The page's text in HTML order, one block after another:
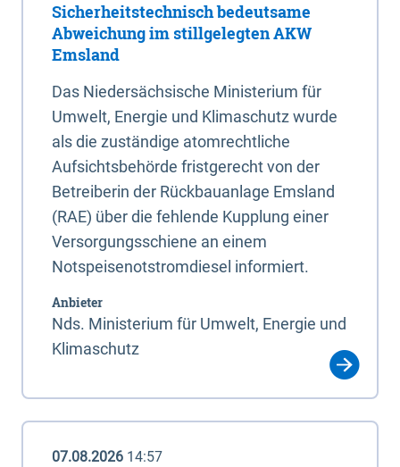
Sicherheitstechnisch bedeutsame
Abweichung im stillgelegten AKW
Emsland
Das Niedersächsische Ministerium für
Umwelt, Energie und Klimaschutz wurde
als die zuständige atomrechtliche
Aufsichtsbehörde fristgerecht von der
Betreiberin der Rückbauanlage Emsland
(RAE) über die fehlende Kupplung einer
Versorgungsschiene an einem
Notspeisenotstromdiesel informiert.
Anbieter
Nds. Ministerium für Umwelt, Energie und
Klimaschutz
07.08.2026 14:57